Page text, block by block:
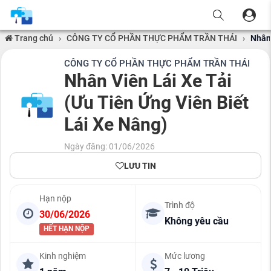
Trang chủ › CÔNG TY CỔ PHẦN THỰC PHẨM TRẦN THÁI ›
CÔNG TY CỔ PHẦN THỰC PHẨM TRẦN THÁI
Nhân Viên Lái Xe Tải
(Ưu Tiên Ứng Viên Biết
Lái Xe Nâng)
Ngày đăng: 01/06/2026
LƯU TIN
Hạn nộp
30/06/2026
HẾT HẠN NỘP
Trình độ
Không yêu cầu
Kinh nghiệm Mức lương